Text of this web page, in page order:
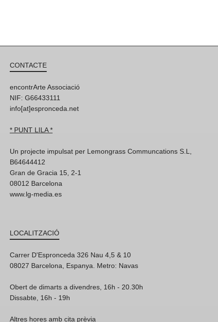
CONTACTE
encontrArte Associació
NIF: G66433111
info[at]espronceda.net
* PUNT LILA *
Un projecte impulsat per Lemongrass Communcations S.L,
B64644412
Gran de Gracia 15, 2-1
08012 Barcelona
www.lg-media.es
LOCALITZACIÓ
Carrer D'Espronceda 326 Nau 4,5 & 10
08027 Barcelona, Espanya. Metro: Navas
Obert de dimarts a divendres, 16h - 20.30h
Dissabte, 16h - 19h
Altres hores amb cita prèvia